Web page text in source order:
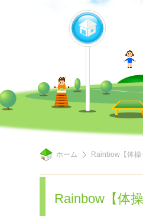
ホーム Rainbow【体操
Rainbow【体